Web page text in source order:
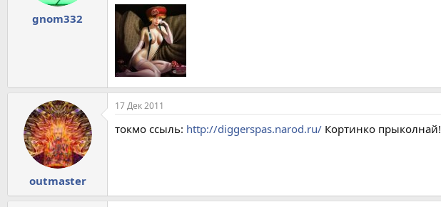
л
gnom332
outmaster
17 Дек 2011
токмо ссыль: http://diggerspas.narod.ru/ Кортинко прыколнай!